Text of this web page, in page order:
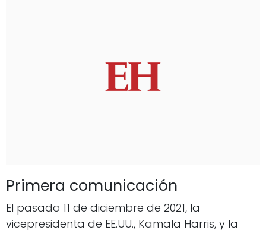
Primera comunicación
El pasado 11 de diciembre de 2021, la
vicepresidenta de EE.UU., Kamala Harris, y la